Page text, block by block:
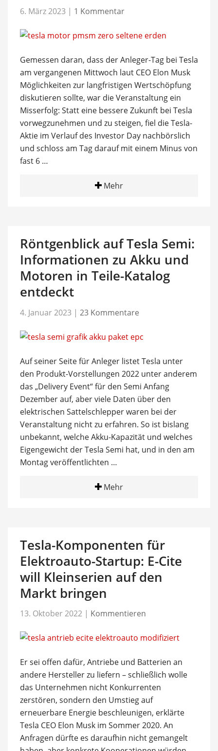
6. März 2023 | 1 Kommentar
Gemessen daran, dass der Anleger-Tag bei Tesla
am vergangenen Mittwoch laut CEO Elon Musk
Möglichkeiten zur langfristigen Wertschöpfung
diskutieren sollte, war die Veranstaltung ein
Misserfolg: Statt eine bessere Zukunft bei Tesla
vorwegzunehmen und zu steigen, fiel die Tesla-
Aktie im Verlauf des Investor Day nachbörslich
und schloss am Tag darauf mit einem Minus von
fast 6 …
Mehr
Röntgenblick auf Tesla Semi:
Informationen zu Akku und
Motoren in Teile-Katalog
entdeckt
4. Januar 2023 | 23 Kommentare
Auf seiner Seite für Anleger listet Tesla unter
den Produkt-Vorstellungen 2022 unter anderem
das „Delivery Event“ für den Semi Anfang
Dezember auf, aber viele Daten über den
elektrischen Sattelschlepper waren bei der
Veranstaltung nicht zu erfahren. So ist bislang
unbekannt, welche Akku-Kapazität und welches
Eigengewicht der Tesla Semi hat, und in den am
Montag veröffentlichten …
Mehr
Tesla-Komponenten für
Elektroauto-Startup: E-Cite
will Kleinserien auf den
Markt bringen
13. Oktober 2022 | Kommentieren
Er sei offen dafür, Antriebe und Batterien an
andere Hersteller zu liefern – schließlich wolle
das Unternehmen nicht Konkurrenten
zerstören, sondern den Umstieg auf
erneuerbare Energie beschleunigen, erklärte
Tesla CEO Elon Musk im Sommer 2020. An
Anfragen dürfte es daraufhin nicht gemangelt